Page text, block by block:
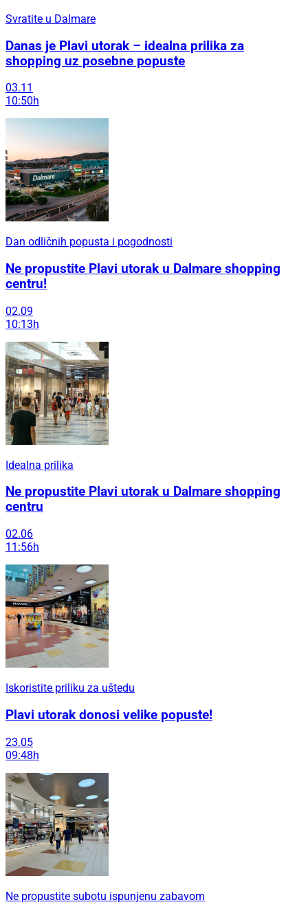
Svratite u Dalmare
Danas je Plavi utorak – idealna prilika za
shopping uz posebne popuste
03.11
10:50h
Dan odličnih popusta i pogodnosti
Ne propustite Plavi utorak u Dalmare shopping
centru!
02.09
10:13h
Idealna prilika
Ne propustite Plavi utorak u Dalmare shopping
centru
02.06
11:56h
Iskoristite priliku za uštedu
Plavi utorak donosi velike popuste!
23.05
09:48h
Ne propustite subotu ispunjenu zabavom